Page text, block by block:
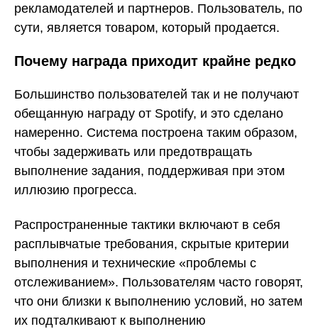
рекламодателей и партнеров. Пользователь, по
сути, является товаром, который продается.
Почему награда приходит крайне редко
Большинство пользователей так и не получают
обещанную награду от Spotify, и это сделано
намеренно. Система построена таким образом,
чтобы задерживать или предотвращать
выполнение задания, поддерживая при этом
иллюзию прогресса.
Распространенные тактики включают в себя
расплывчатые требования, скрытые критерии
выполнения и технические «проблемы с
отслеживанием». Пользователям часто говорят,
что они близки к выполнению условий, но затем
их подталкивают к выполнению